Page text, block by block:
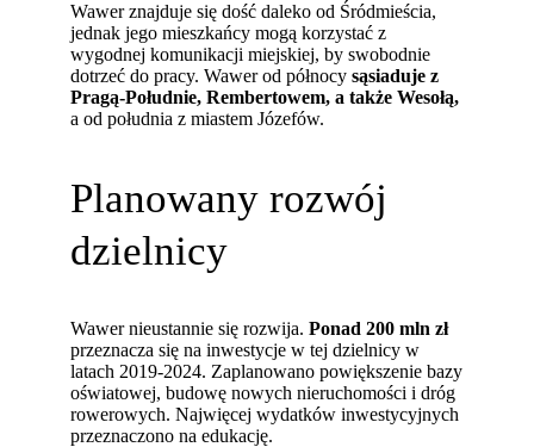
Wawer znajduje się dość daleko od Śródmieścia,
jednak jego mieszkańcy mogą korzystać z
wygodnej komunikacji miejskiej, by swobodnie
dotrzeć do pracy. Wawer od północysąsiaduje z
Pragą-Południe, Rembertowem, a także Wesołą,
a od południa z miastem Józefów.
Planowany rozwój
dzielnicy
Wawer nieustannie się rozwija.Ponad 200 mln zł
przeznacza się na inwestycje w tej dzielnicy w
latach 2019-2024. Zaplanowano powiększenie bazy
oświatowej, budowę nowych nieruchomości i dróg
rowerowych. Najwięcej wydatków inwestycyjnych
przeznaczono na edukację.